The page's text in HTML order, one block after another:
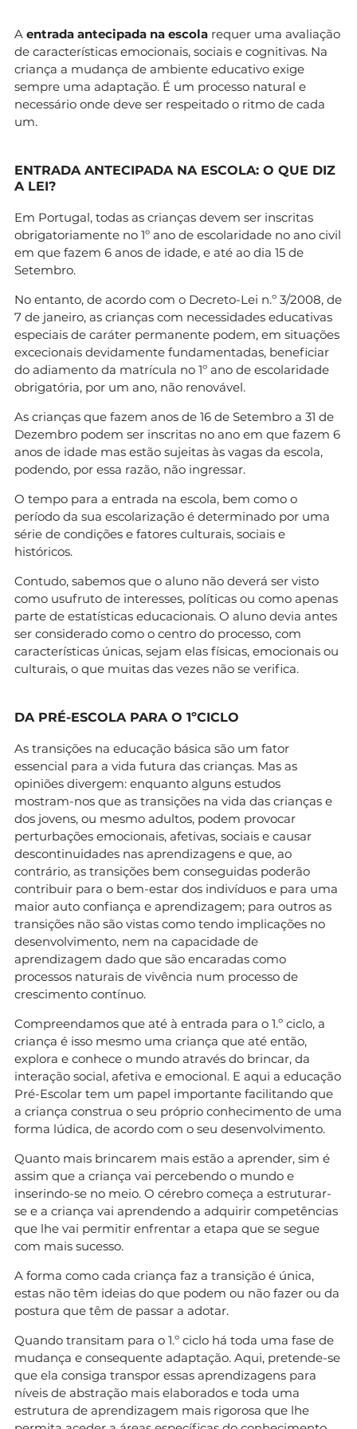
A entrada antecipada na escola requer uma avaliação
de características emocionais, sociais e cognitivas. Na
criança a mudança de ambiente educativo exige
sempre uma adaptação. É um processo natural e
necessário onde deve ser respeitado o ritmo de cada
um.
ENTRADA ANTECIPADA NA ESCOLA: O QUE DIZ
A LEI?
Em Portugal, todas as crianças devem ser inscritas
obrigatoriamente no 1º ano de escolaridade no ano civil
em que fazem 6 anos de idade, e até ao dia 15 de
Setembro.
No entanto, de acordo com o Decreto-Lei n.º 3/2008, de
7 de janeiro, as crianças com necessidades educativas
especiais de caráter permanente podem, em situações
excecionais devidamente fundamentadas, beneficiar
do adiamento da matrícula no 1º ano de escolaridade
obrigatória, por um ano, não renovável.
As crianças que fazem anos de 16 de Setembro a 31 de
Dezembro podem ser inscritas no ano em que fazem 6
anos de idade mas estão sujeitas às vagas da escola,
podendo, por essa razão, não ingressar.
O tempo para a entrada na escola, bem como o
período da sua escolarização é determinado por uma
série de condições e fatores culturais, sociais e
históricos.
Contudo, sabemos que o aluno não deverá ser visto
como usufruto de interesses, políticas ou como apenas
parte de estatísticas educacionais. O aluno devia antes
ser considerado como o centro do processo, com
características únicas, sejam elas físicas, emocionais ou
culturais, o que muitas das vezes não se verifica.
DA PRÉ-ESCOLA PARA O 1ºCICLO
As transições na educação básica são um fator
essencial para a vida futura das crianças. Mas as
opiniões divergem: enquanto alguns estudos
mostram-nos que as transições na vida das crianças e
dos jovens, ou mesmo adultos, podem provocar
perturbações emocionais, afetivas, sociais e causar
descontinuidades nas aprendizagens e que, ao
contrário, as transições bem conseguidas poderão
contribuir para o bem-estar dos indivíduos e para uma
maior auto confiança e aprendizagem; para outros as
transições não são vistas como tendo implicações no
desenvolvimento, nem na capacidade de
aprendizagem dado que são encaradas como
processos naturais de vivência num processo de
crescimento contínuo.
Compreendamos que até à entrada para o 1.º ciclo, a
criança é isso mesmo uma criança que até então,
explora e conhece o mundo através do brincar, da
interação social, afetiva e emocional. E aqui a educação
Pré-Escolar tem um papel importante facilitando que
a criança construa o seu próprio conhecimento de uma
forma lúdica, de acordo com o seu desenvolvimento.
Quanto mais brincarem mais estão a aprender, sim é
assim que a criança vai percebendo o mundo e
inserindo-se no meio. O cérebro começa a estruturar-
se e a criança vai aprendendo a adquirir competências
que lhe vai permitir enfrentar a etapa que se segue
com mais sucesso.
A forma como cada criança faz a transição é única,
estas não têm ideias do que podem ou não fazer ou da
postura que têm de passar a adotar.
Quando transitam para o 1.º ciclo há toda uma fase de
mudança e consequente adaptação. Aqui, pretende-se
que ela consiga transpor essas aprendizagens para
níveis de abstração mais elaborados e toda uma
estrutura de aprendizagem mais rigorosa que lhe